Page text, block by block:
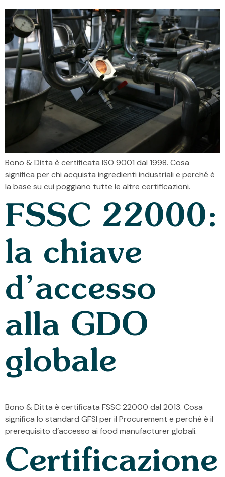
Bono & Ditta è certificata ISO 9001 dal 1998. Cosa
significa per chi acquista ingredienti industriali e perché è
la base su cui poggiano tutte le altre certificazioni.
FSSC 22000:
la chiave
d’accesso
alla GDO
globale
Bono & Ditta è certificata FSSC 22000 dal 2013. Cosa
significa lo standard GFSI per il Procurement e perché è il
prerequisito d’accesso ai food manufacturer globali.
Certificazione